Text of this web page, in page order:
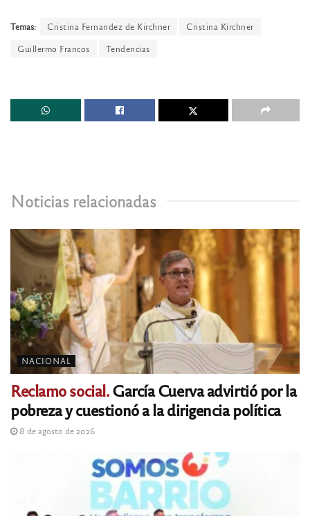
Temas: Cristina Fernandez de Kirchner
Cristina Kirchner
Guillermo Francos
Tendencias
Noticias relacionadas
NACIONAL
Reclamo social.García Cuerva advirtió por la
pobreza y cuestionó a la dirigencia política
8 de agosto de 2026